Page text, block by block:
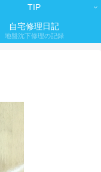
TIP
自宅修理日記
地盤沈下修理の記録